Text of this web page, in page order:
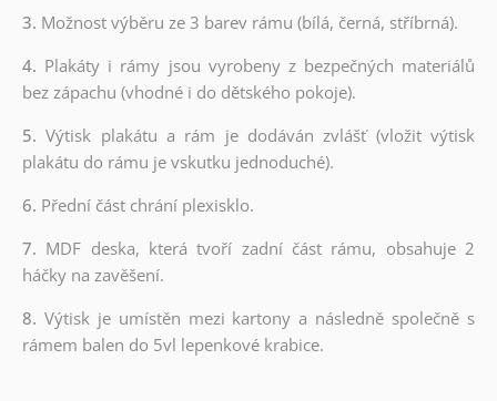
3. Možnost výběru ze 3 barev rámu (bílá, černá, stříbrná).
4. Plakáty i rámy jsou vyrobeny z bezpečných materiálů
bez zápachu (vhodné i do dětského pokoje).
5.Výtisk plakátu a rám je dodáván zvlášť (vložit výtisk
plakátu do rámu je vskutku jednoduché).
6. Přední část chrání plexisklo.
7. MDF deska, která tvoří zadní část rámu, obsahuje 2
háčky na zavěšení.
8. Výtisk je umístěn mezi kartony a následně společně s
rámem balen do 5vl lepenkové krabice.